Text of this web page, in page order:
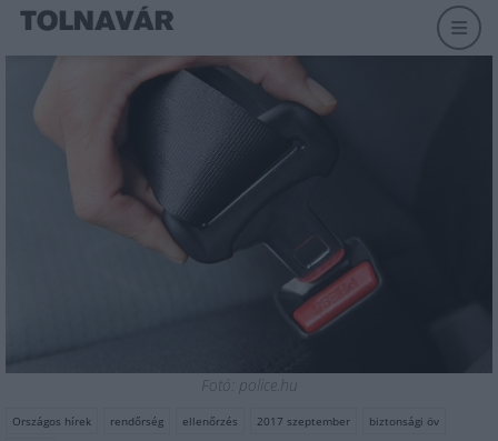
Fotó: police.hu
Országos hírek rendőrség ellenőrzés 2017 szeptember
biztonsági öv